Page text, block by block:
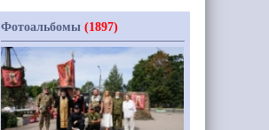
Фотоальбомы (1897)